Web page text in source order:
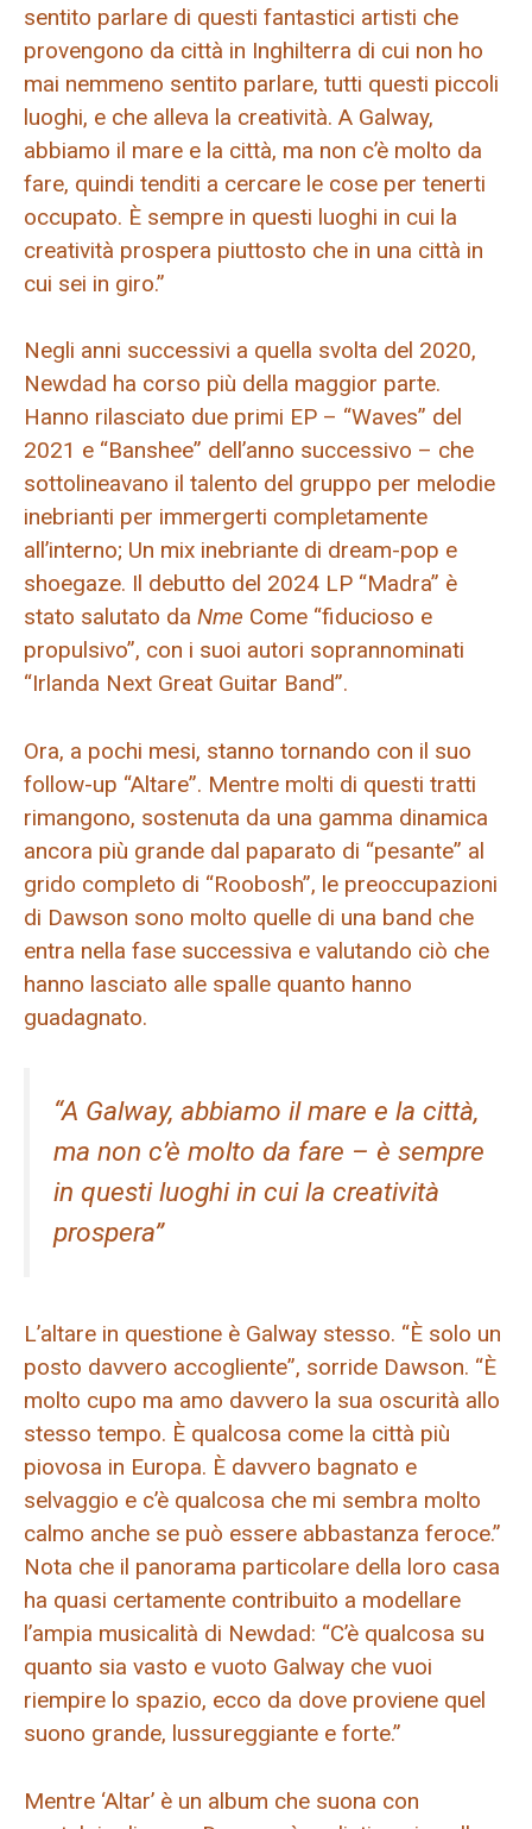
sentito parlare di questi fantastici artisti che
provengono da città in Inghilterra di cui non ho
mai nemmeno sentito parlare, tutti questi piccoli
luoghi, e che alleva la creatività. A Galway,
abbiamo il mare e la città, ma non c’è molto da
fare, quindi tenditi a cercare le cose per tenerti
occupato. È sempre in questi luoghi in cui la
creatività prospera piuttosto che in una città in
cui sei in giro.”
Negli anni successivi a quella svolta del 2020,
Newdad ha corso più della maggior parte.
Hanno rilasciato due primi EP – “Waves” del
2021 e “Banshee” dell’anno successivo – che
sottolineavano il talento del gruppo per melodie
inebrianti per immergerti completamente
all’interno; Un mix inebriante di dream-pop e
shoegaze. Il debutto del 2024 LP “Madra” è
stato salutato da Nme Come “fiducioso e
propulsivo”, con i suoi autori soprannominati
“Irlanda Next Great Guitar Band”.
Ora, a pochi mesi, stanno tornando con il suo
follow-up “Altare”. Mentre molti di questi tratti
rimangono, sostenuta da una gamma dinamica
ancora più grande dal paparato di “pesante” al
grido completo di “Roobosh”, le preoccupazioni
di Dawson sono molto quelle di una band che
entra nella fase successiva e valutando ciò che
hanno lasciato alle spalle quanto hanno
guadagnato.
“A Galway, abbiamo il mare e la città,
ma non c’è molto da fare – è sempre
in questi luoghi in cui la creatività
prospera”
L’altare in questione è Galway stesso. “È solo un
posto davvero accogliente”, sorride Dawson. “È
molto cupo ma amo davvero la sua oscurità allo
stesso tempo. È qualcosa come la città più
piovosa in Europa. È davvero bagnato e
selvaggio e c’è qualcosa che mi sembra molto
calmo anche se può essere abbastanza feroce.”
Nota che il panorama particolare della loro casa
ha quasi certamente contribuito a modellare
l’ampia musicalità di Newdad: “C’è qualcosa su
quanto sia vasto e vuoto Galway che vuoi
riempire lo spazio, ecco da dove proviene quel
suono grande, lussureggiante e forte.”
Mentre ‘Altar’ è un album che suona con